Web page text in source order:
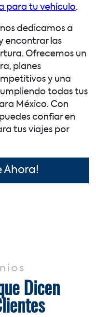
para tu vehículo.
dedicamos a
encontrar las
Ofrecemos un
planes
y una
todas tus
México. Con
confiar en
tus viajes por
Ahora!
Dicen